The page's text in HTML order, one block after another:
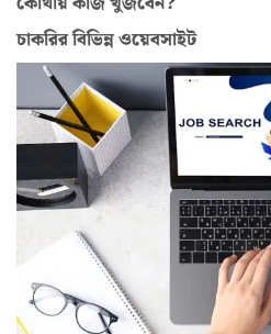
চাকরির বিভিন্ন ওয়েবসাইট